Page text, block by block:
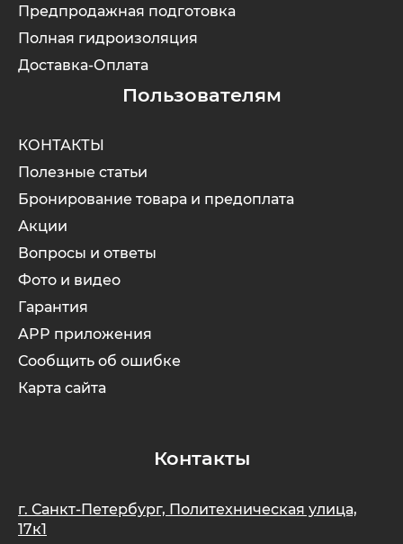
Предпродажная подготовка
Полная гидроизоляция
Доставка-Оплата
Пользователям
КОНТАКТЫ
Полезные статьи
Бронирование товара и предоплата
Акции
Вопросы и ответы
Фото и видео
Гарантия
APP приложения
Сообщить об ошибке
Карта сайта
Контакты
г. Санкт-Петербург, Политехническая улица,
17к1